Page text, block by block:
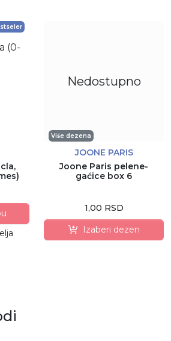
Nedostupno
Više dezena
JOONE PARIS
Joone Paris pelene-
gaćice box 6
1,00 RSD
Izaberi dezen